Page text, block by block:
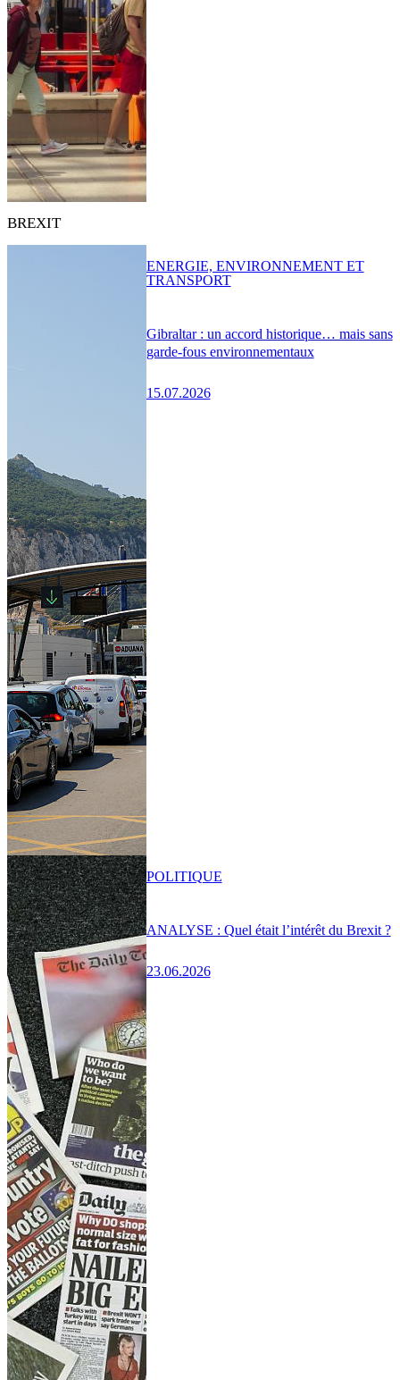
BREXIT
Gibraltar : un accord historique… mais sans
garde-fous environnementaux
15.07.2026
ENERGIE, ENVIRONNEMENT ET
TRANSPORT
ANALYSE : Quel était l’intérêt du Brexit ?
23.06.2026
POLITIQUE